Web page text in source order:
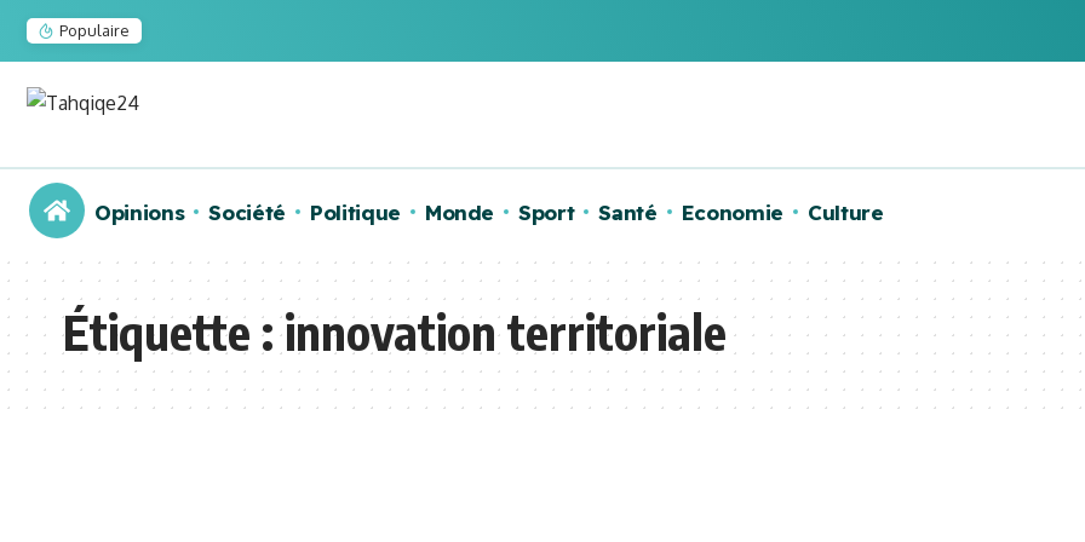
Populaire
Opinions Société Politique Monde Sport Santé Economie Culture
Étiquette :innovation territoriale